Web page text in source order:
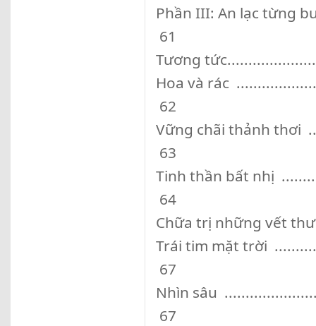
Phần III: An lạc từng
61
Tương
Hoa và rác
62
Vững chãi thảnh thơi
63
Tinh thần bất nhị
64
Chữa trị những vết
Trái tim mặt trời
67
Nhìn sâu
67